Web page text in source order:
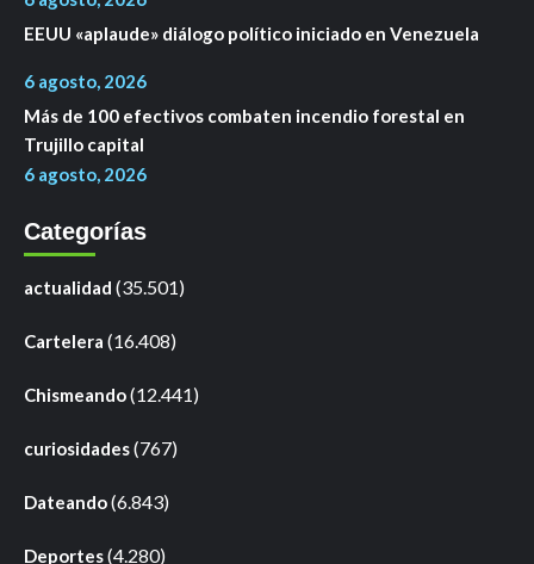
EEUU «aplaude» diálogo político iniciado en Venezuela
6 agosto, 2026
Más de 100 efectivos combaten incendio forestal en
Trujillo capital
6 agosto, 2026
Categorías
actualidad (35.501)
Cartelera (16.408)
Chismeando(12.441)
curiosidades(767)
Dateando(6.843)
Deportes(4.280)